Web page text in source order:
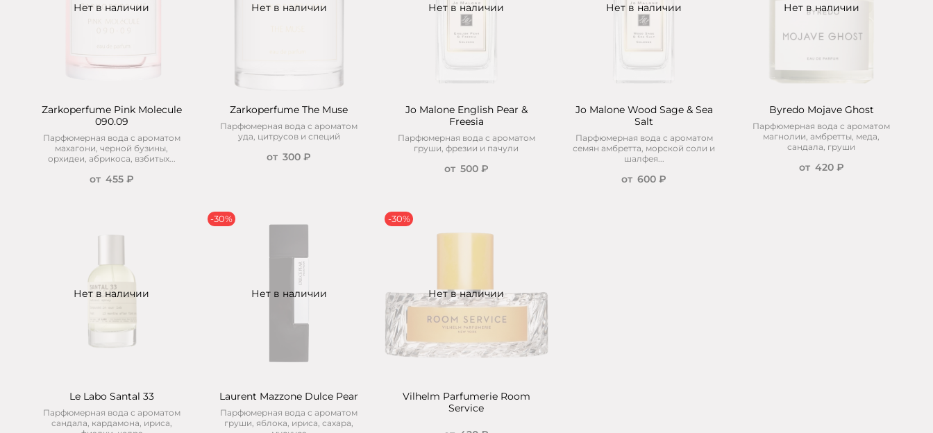
Нет в наличии
Zarkoperfume Pink Molecule
090.09
Парфюмерная вода с ароматом
махагони, черной бузины,
орхидеи, абрикоса, взбитых...
от 455 ₽
Нет в наличии
Zarkoperfume The Muse
Парфюмерная вода с ароматом
уда, цитрусов и специй
от 300 ₽
Нет в наличии
Jo Malone English Pear &
Freesia
Парфюмерная вода с ароматом
груши, фрезии и пачули
от 500 ₽
Нет в наличии
Jo Malone Wood Sage & Sea
Salt
Парфюмерная вода с ароматом
семян амбретта, морской соли и
шалфея...
от 600 ₽
Нет в наличии
Byredo Mojave Ghost
Парфюмерная вода с ароматом
магнолии, амбретты, меда,
сандала, груши
от 420 ₽
Нет в наличии
Le Labo Santal 33
Парфюмерная вода с ароматом
сандала, кардамона, ириса,
Нет в наличии
-30%
Laurent Mazzone Dulce Pear
Парфюмерная вода с ароматом
груши, яблока, ириса, сахара,
Нет в наличии
-30%
Vilhelm Parfumerie Room
Service